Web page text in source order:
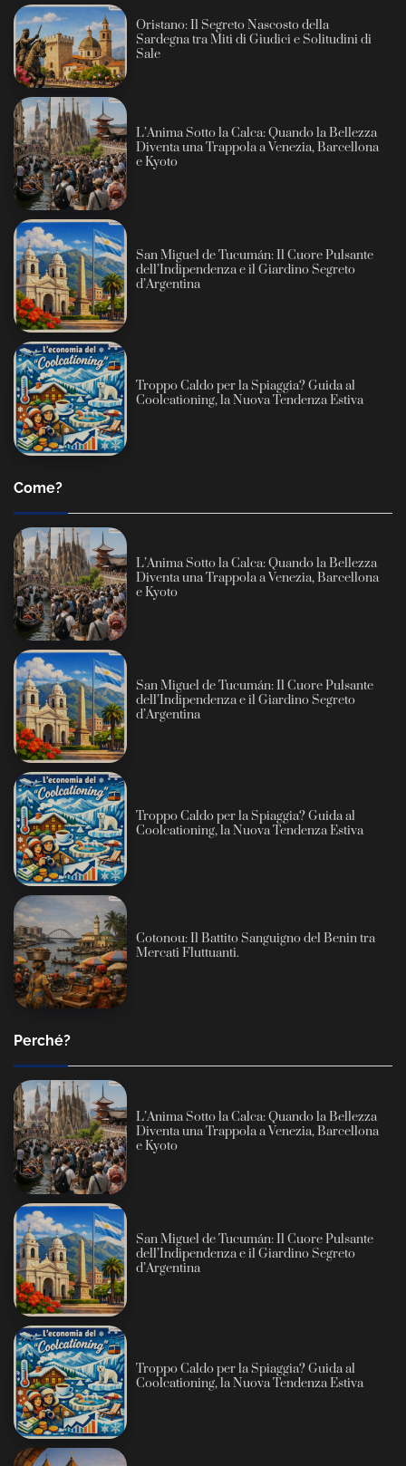
Oristano: Il Segreto Nascosto della
Sardegna tra Miti di Giudici e Solitudini di
Sale
L’Anima Sotto la Calca: Quando la Bellezza
Diventa una Trappola a Venezia, Barcellona
e Kyoto
San Miguel de Tucumán: Il Cuore Pulsante
dell’Indipendenza e il Giardino Segreto
d’Argentina
Troppo Caldo per la Spiaggia? Guida al
Coolcationing, la Nuova Tendenza Estiva
Come?
L’Anima Sotto la Calca: Quando la Bellezza
Diventa una Trappola a Venezia, Barcellona
e Kyoto
San Miguel de Tucumán: Il Cuore Pulsante
dell’Indipendenza e il Giardino Segreto
d’Argentina
Troppo Caldo per la Spiaggia? Guida al
Coolcationing, la Nuova Tendenza Estiva
Cotonou: Il Battito Sanguigno del Benin tra
Mercati Fluttuanti.
Perché?
L’Anima Sotto la Calca: Quando la Bellezza
Diventa una Trappola a Venezia, Barcellona
e Kyoto
San Miguel de Tucumán: Il Cuore Pulsante
dell’Indipendenza e il Giardino Segreto
d’Argentina
Troppo Caldo per la Spiaggia? Guida al
Coolcationing, la Nuova Tendenza Estiva